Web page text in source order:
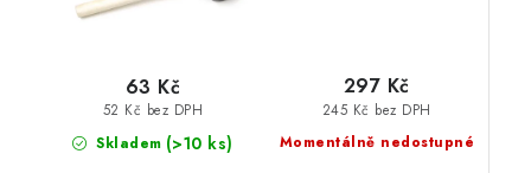
Skladem (>10 ks)
52 Kč bez DPH
63 Kč
Momentálně nedostupné
245 Kč bez DPH
297 Kč